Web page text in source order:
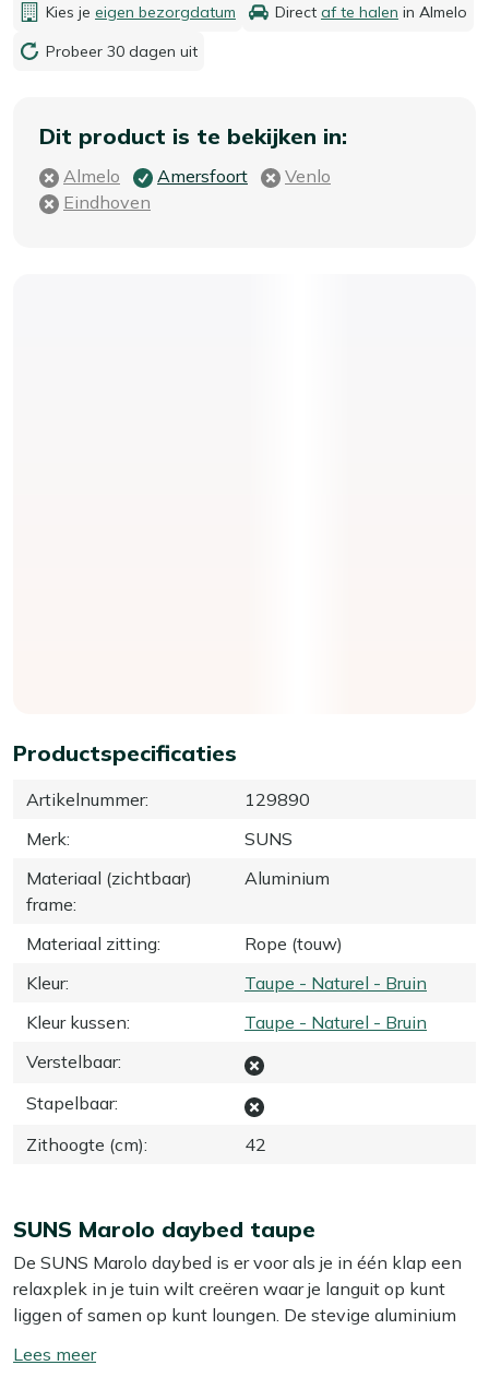
Kies je eigen bezorgdatum Direct af te halen in Almelo
Probeer 30 dagen uit
Productspecificaties
Artikelnummer:
129890
Merk:
SUNS
Materiaal (zichtbaar)
frame:
Aluminium
Materiaal zitting:
Rope (touw)
Kleur:
Taupe - Naturel - Bruin
Kleur kussen:
Taupe - Naturel - Bruin
Verstelbaar:
Stapelbaar:
Zithoogte (cm): 42
Dit product is te bekijken in:
Almelo Amersfoort
Venlo
Eindhoven
SUNS Marolo daybed taupe
De SUNS Marolo daybed is er voor als je in één klap een
relaxplek in je tuin wilt creëren waar je languit op kunt
liggen of samen op kunt loungen. De stevige aluminium
om eens te verschuiven als de zon draait. De rope zitting
Toon/verberg